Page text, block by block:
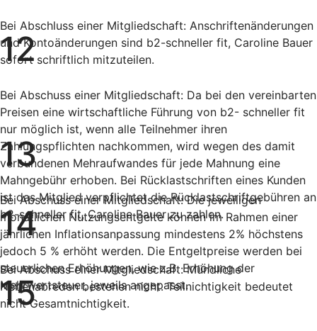
Bei Abschluss einer Mitgliedschaft: Anschriftenänderungen
und Kontoänderungen sind b2-schneller fit, Caroline Bauer
sofort schriftlich mitzuteilen.
12
Bei Abschuss einer Mitgliedschaft: Da bei den vereinbarten
Preisen eine wirtschaftliche Führung von b2- schneller fit
nur möglich ist, wenn alle Teilnehmer ihren
Zahlungspflichten nachkommen, wird wegen des damit
verbundenen Mehraufwandes für jede Mahnung eine
Mahngebühr erhoben. Bei Rücklastschriften eines Kunden
ist das Mitglied verpflichtet die Rücklastschriftgebühren an
b2-schneller fit, Caroline Bauer zu zahlen.
13
Bei Abschuss einer Mitgliedschaft: Die jeweiligen
monatlichen Nutzungsentgelte können im Rahmen einer
jährlichen Inflationsanpassung mindestens 2% höchstens
jedoch 5 % erhöht werden. Die Entgeltpreise werden bei
steuerlichen Erhöhungen, wie z.B. Erhöhung der
Mehrwertsteuer, jeweils angepasst.
14
Bei Abschuss einer Mitgliedschaft: Mündliche
Nebenabreden bestehen nicht. Teilnichtigkeit bedeutet
nicht Gesamtnichtigkeit.
15